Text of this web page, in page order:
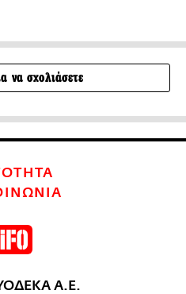
να σχολιάσετε
Α.Ε.